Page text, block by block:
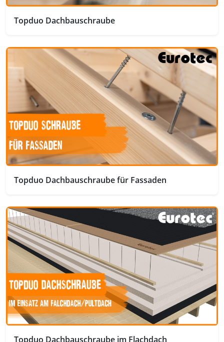
Topduo Dachbauschraube
Topduo Dachbauschraube für Fassaden
Topduo Dachbauschraube im Flachdach